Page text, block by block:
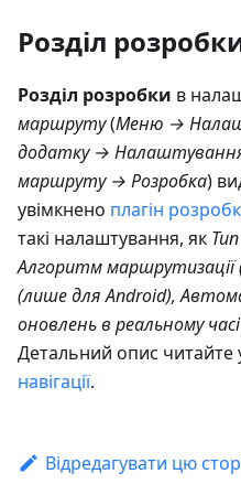
Розділ
Розділ розробки в
маршруту(Меню →
додатку →
маршруту → Розробка)
увімкнено плагін
такі налаштування, як
Алгоритм маршрутизації
(лише для Android),
оновлень в реальному
Детальний опис читайте
навігації.
Відредагувати цю